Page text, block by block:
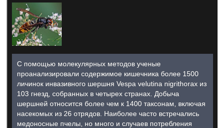
С помощью молекулярных методов ученые
проанализировали содержимое кишечника более 1500
личинок инвазивного шершня Vespa velutina nigrithorax из
103 гнезд, собранных в четырех странах. Добыча
шершней относится более чем к 1400 таксонам, включая
насекомых из 26 отрядов. Наиболее часто встречались
медоносные пчелы, но много и случаев потребления